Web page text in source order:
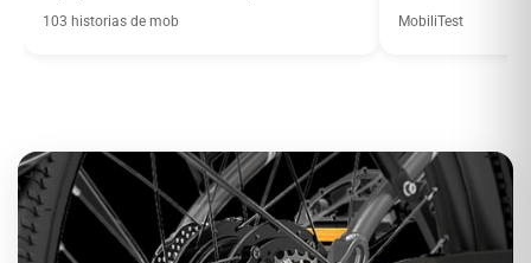
103 historias de mob
el manillar
MobiliTest